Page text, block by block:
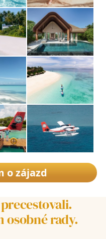
o zájazd
osobné rady.